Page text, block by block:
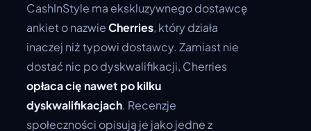
CashInStyle ma ekskluzywnego dostawcę
ankiet o nazwieCherries, który działa
inaczej niż typowi dostawcy. Zamiast nie
dostać nic po dyskwalifikacji, Cherries
opłaca cię nawet po kilku
dyskwalifikacjach. Recenzje
społeczności opisują je jako jedne z